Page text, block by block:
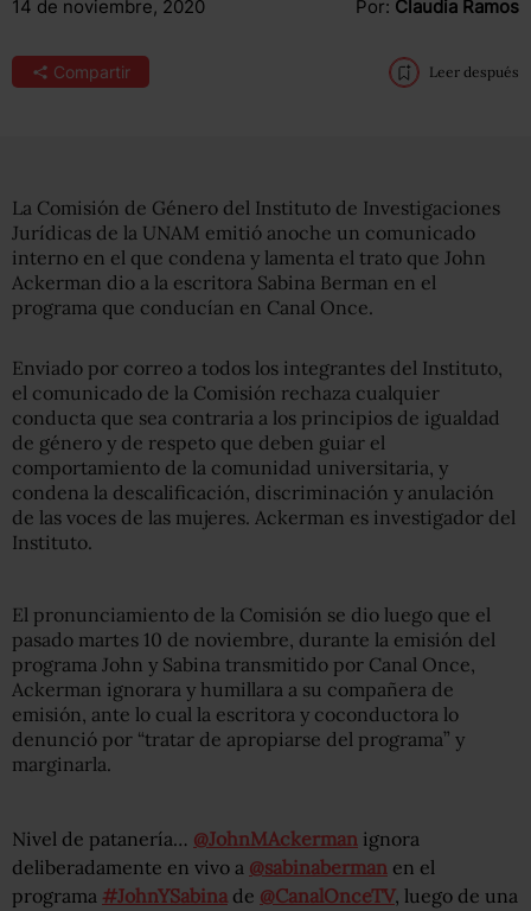
14 de noviembre, 2020 Por: Claudia Ramos
Compartir Leer después
La Comisión de Género del Instituto de Investigaciones
Jurídicas de la UNAM emitió anoche un comunicado
interno en el que condena y lamenta el trato que John
Ackerman dio a la escritora Sabina Berman en el
programa que conducían en Canal Once.
Enviado por correo a todos los integrantes del Instituto,
el comunicado de la Comisión rechaza cualquier
conducta que sea contraria a los principios de igualdad
de género y de respeto que deben guiar el
comportamiento de la comunidad universitaria, y
condena la descalificación, discriminación y anulación
de las voces de las mujeres. Ackerman es investigador del
Instituto.
El pronunciamiento de la Comisión se dio luego que el
pasado martes 10 de noviembre, durante la emisión del
programa John y Sabina transmitido por Canal Once,
Ackerman ignorara y humillara a su compañera de
emisión, ante lo cual la escritora y coconductora lo
denunció por “tratar de apropiarse del programa” y
marginarla.
Nivel de patanería… @JohnMAckerman ignora
deliberadamente en vivo a @sabinaberman en el
programa #JohnYSabinade @CanalOnceTV, luego de una